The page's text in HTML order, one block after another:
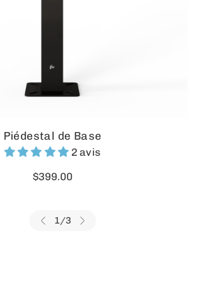
Piédestal de Base
2 avis
$399.00
1/3